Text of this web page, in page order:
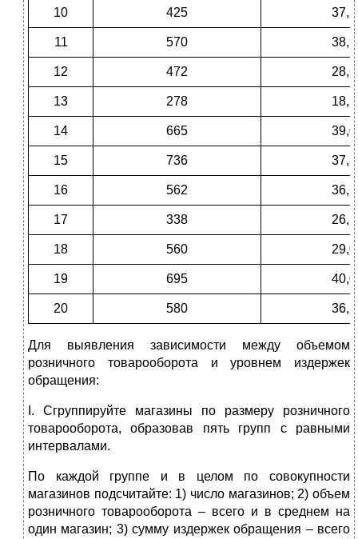
10 425 37,2
11 570 38,9
12 472 28,6
13 278 18,2
14 665 39,0
15 736 37,8
16 562 36,6
17 338 26,7
18 560 29,0
19 695 40,0
20 580 36,5
Для выявления зависимости между объемом
розничного товарооборота и уровнем издержек
обращения:
I. Сгруппируйте магазины по размеру розничного
товарооборота, образовав пять групп с равными
интервалами.
По каждой группе и в целом по совокупности
магазинов подсчитайте: 1) число магазинов; 2) объем
розничного товарооборота – всего и в среднем на
один магазин; 3) сумму издержек обращения – всего